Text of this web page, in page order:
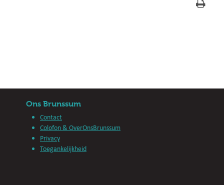
Ons Brunssum
Contact
Colofon & OverOnsBrunssum
Privacy
Toegankelijkheid